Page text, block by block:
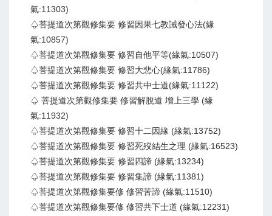
氣:11303)
♤菩提道次第觀修集要 修習因果七教誡發心法(緣
氣:10857)
♤菩提道次第觀修集要 修習自他平等(緣氣:10507)
♤菩提道次第觀修集要 修習大悲心(緣氣:11786)
♤菩提道次第觀修集要 修習共中士道(緣氣:11122)
♤ 菩提道次第觀修集要 修習解脫道 增上三學 (緣
氣:11932)
♤菩提道次第觀修集要 修習十二因緣 (緣氣:13752)
♤菩提道次第觀修集要 修習死歿結生之理 (緣氣:16523)
♤菩提道次第觀修集要 修習四諦 (緣氣:13234)
♤菩提道次第觀修集要 修習集諦 (緣氣:11381)
♤菩提道次第觀修集要修 修習苦諦 (緣氣:11510)
♤菩提道次第觀修集要修 修習共下士道 (緣氣:12231)